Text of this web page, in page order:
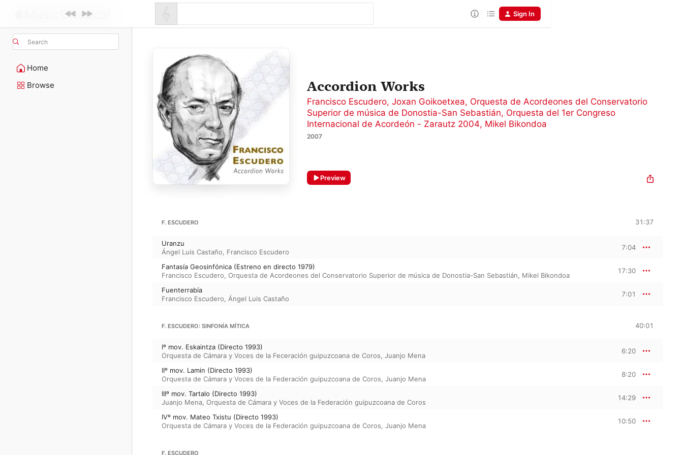
Search
Home
Browse
Sign In
Accordion Works
Francisco Escudero, Joxan Goikoetxea, Orquesta de Acordeones del Conservatorio
Superior de música de Donostia-San Sebastián, Orquesta del 1er Congreso
Internacional de Acordeón - Zarautz 2004, Mikel Bikondoa
2007
Preview
F. ESCUDERO 31:37
Uranzu
Ángel Luis Castaño, Francisco Escudero
7:04
Fantasía Geosinfónica (Estreno en directo 1979)
Francisco Escudero, Orquesta de Acordeones del Conservatorio Superior de música de Donostia-San Sebastián, Mikel Bikondoa
17:30
Fuenterrabía
Francisco Escudero, Ángel Luis Castaño
7:01
F. ESCUDERO: SINFONÍA MÍTICA 40:01
Iº mov. Eskaintza (Directo 1993)
Orquesta de Cámara y Voces de la Feceración guipuzcoana de Coros, Juanjo Mena
6:20
IIº mov. Lamin (Directo 1993)
Orquesta de Cámara y Voces de la Federación guipuzcoana de Coros, Juanjo Mena
8:20
IIIº mov. Tartalo (Directo 1993)
Juanjo Mena, Orquesta de Cámara y Voces de la Federación guipuzcoana de Coros
14:29
IVº mov. Mateo Txistu (Directo 1993)
Orquesta de Cámara y Voces de la Federación guipuzcoana de Coros, Juanjo Mena
10:50
F. ESCUDERO